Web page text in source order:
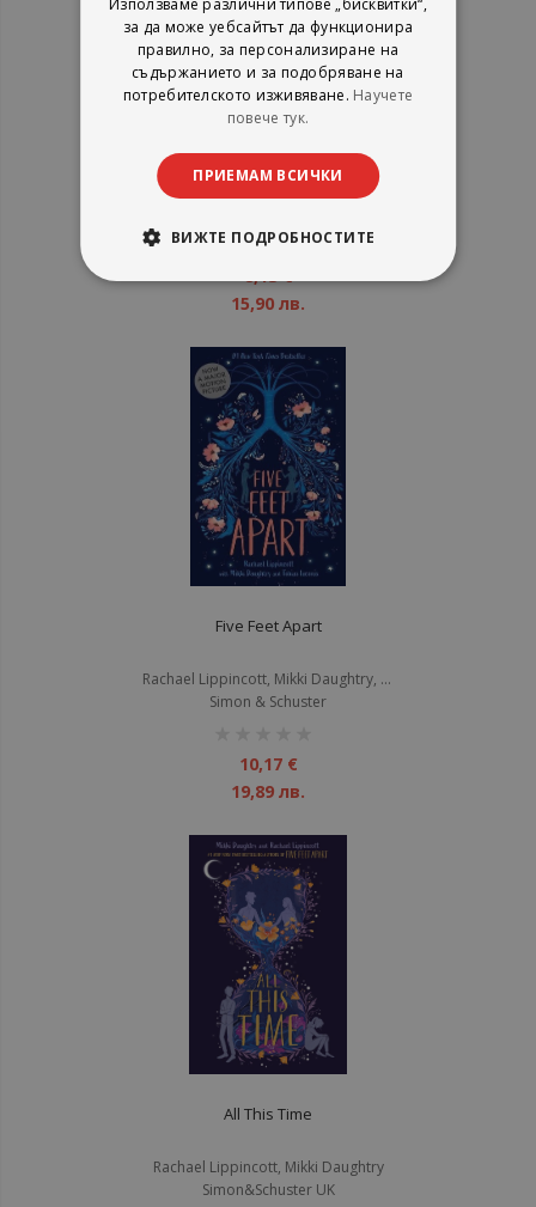
рейтинг:
8,13 €
15,90 лв.
Five Feet Apart
Rachael Lippincott, Mikki Daughtry, Tobias Iaconis
Simon & Schuster
10,17 €
19,89 лв.
All This Time
Rachael Lippincott, Mikki Daughtry
Simon&Schuster UK
Използваме различни типове „бисквитки“,
за да може уебсайтът да функционира
правилно, за персонализиране на
съдържанието и за подобряване на
потребителското изживяване. Научете
повече тук.
ПРИЕМАМ ВСИЧКИ
ВИЖТЕ ПОДРОБНОСТИТЕ